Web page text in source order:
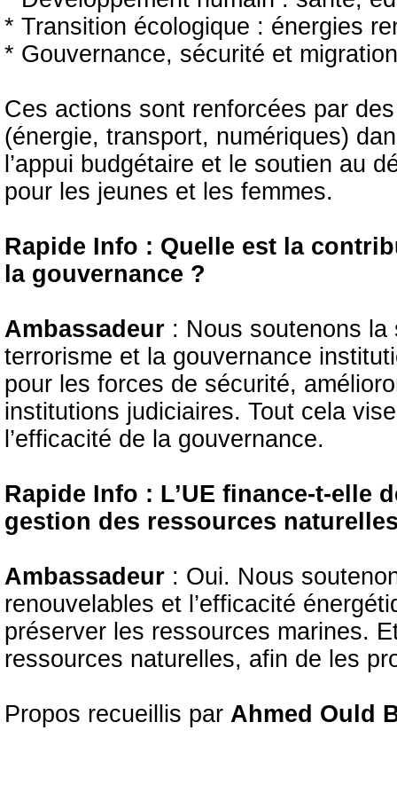
* Transition écologique : énergies
* Gouvernance, sécurité et migration
Ces actions sont renforcées par
(énergie, transport, numériques)
l’appui budgétaire et le soutien au
pour les jeunes et les femmes.
Rapide Info : Quelle est la
la gouvernance ?
Ambassadeur : Nous soutenons
terrorisme et la gouvernance
pour les forces de sécurité,
institutions judiciaires. Tout cela
l’efficacité de la gouvernance.
Rapide Info : L’UE finance-t-elle
gestion des ressources
Ambassadeur : Oui. Nous
renouvelables et l’efficacité
préserver les ressources marines.
ressources naturelles, afin de les
Propos recueillis par Ahmed Ould